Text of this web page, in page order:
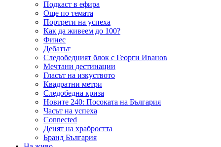
Подкаст в ефира
Още по темата
Портрети на успеха
Как да живеем до 100?
Финес
Дебатът
Следобедният блок с Георги Иванов
Мечтани дестинации
Гласът на изкуството
Квадратни метри
Следобедна криза
Новите 240: Посоката на България
Часът на успеха
Connected
Денят на храбростта
Бранд България